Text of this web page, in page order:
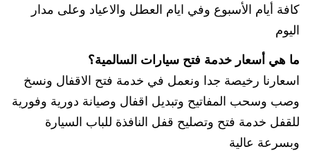
كافة أيام الأسبوع وفي ايام العطل والاعياد وعلى مدار
اليوم
ما هي أسعار خدمة فتح سيارات السالمية؟
اسعارنا رخيصة جدا ونعمل في خدمة فتح الاقفال ونسخ
وصب وسحب المفاتيح وتبديل اقفال وصيانة دورية وفورية
للقفل خدمة فتح وتصليح قفل النافذة للباب السيارة
وبسرعة عالية